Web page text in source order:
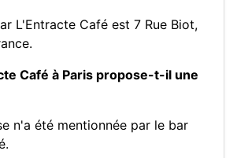
L'Entracte Café est 7 Rue Biot,
Café à Paris propose-t-il une
n'a été mentionnée par le bar